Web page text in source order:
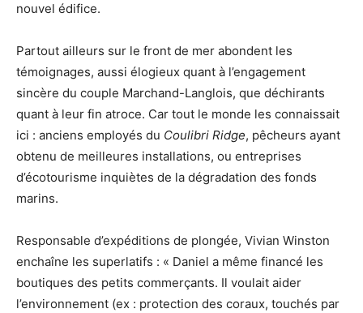
nouvel édifice.
Partout ailleurs sur le front de mer abondent les
témoignages, aussi élogieux quant à l’engagement
sincère du couple Marchand-Langlois, que déchirants
quant à leur fin atroce. Car tout le monde les connaissait
ici : anciens employés du Coulibri Ridge, pêcheurs ayant
obtenu de meilleures installations, ou entreprises
d’écotourisme inquiètes de la dégradation des fonds
marins.
Responsable d’expéditions de plongée, Vivian Winston
enchaîne les superlatifs : « Daniel a même financé les
boutiques des petits commerçants. Il voulait aider
l’environnement (ex : protection des coraux, touchés par